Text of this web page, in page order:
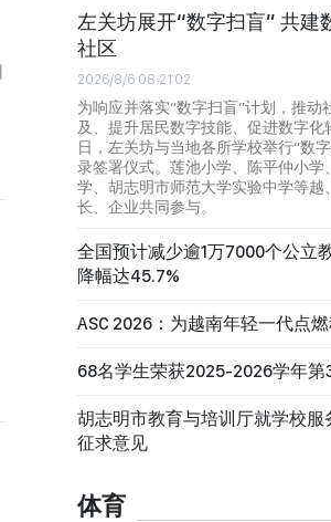
左关坊展开“数字扫盲” 共建
社区
2026/8/6 08:21:02
为响应并落实“数字扫盲”计划，推动
及、提升居民数字技能、促进数字化
日，左关坊与当地各所学校举行“数
录签署仪式。莲池小学、陈平仲小学
学、胡志明市师范大学实验中学等越
长、企业共同参与。
全国预计减少逾1万7000个公立
降幅达45.7%
ASC 2026：为越南年轻一代点
68名学生荣获2025-2026学年第
胡志明市教育与培训厅就学校服
征求意见
体育